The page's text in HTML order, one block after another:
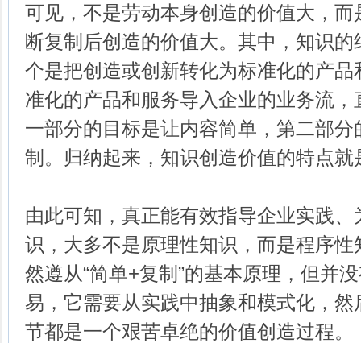
可见，不是劳动本身创造的价值大，
断复制后创造的价值大。其中，知识
个是把创造或创新转化为标准化的产
准化的产品和服务导入企业的业务流
一部分的目标是让内容简单，第二部
制。归纳起来，知识创造价值的特点就
由此可知，真正能有效指导企业实践
识，大多不是原理性知识，而是程序
然遵从“简单+复制”的基本原理，但并
易，它需要从实践中抽象和模式化，
节都是一个艰苦卓绝的价值创造过程。